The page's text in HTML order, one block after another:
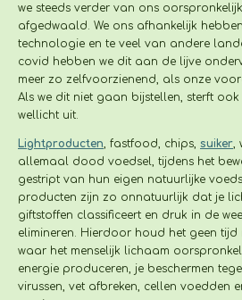
we steeds verder van ons
afgedwaald. We ons afhankelijk
technologie en te veel van andere
covid hebben we dit aan de lijve
meer zo zelfvoorzienend, als onze
Als we dit niet gaan bijstellen, sterft
wellicht uit.
Lightproducten, fastfood, chips, suiker,
allemaal dood voedsel, tijdens het
gestript van hun eigen natuurlijke
producten zijn zo onnatuurlijk dat je
giftstoffen classificeert en druk in de
elimineren. Hierdoor houd het geen tijd
waar het menselijk lichaam
energie produceren, je beschermen
virussen, vet afbreken, cellen voedden